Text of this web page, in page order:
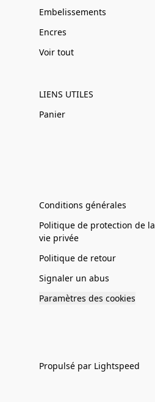
Embelissements
Encres
Voir tout
LIENS UTILES
Panier
Conditions générales
Politique de protection de la
vie privée
Politique de retour
Signaler un abus
Paramètres des cookies
Propulsé par Lightspeed